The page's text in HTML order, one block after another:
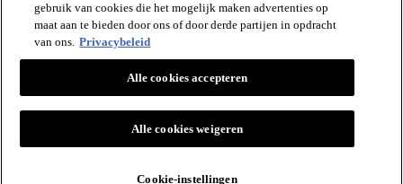
VICHY
Vichy France CAI/CAF 03
TSA 75000 93584 ST OUEN CEDEX FR.
[email protected]
gebruik van cookies die het mogelijk maken advertenties op
maat aan te bieden door ons of door derde partijen in opdracht
van ons. Privacybeleid
Cookie-instellingen
Alle cookies weigeren
Alle cookies accepteren